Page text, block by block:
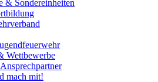
& Sondereinheiten
Wettbewerbe
mach mit!